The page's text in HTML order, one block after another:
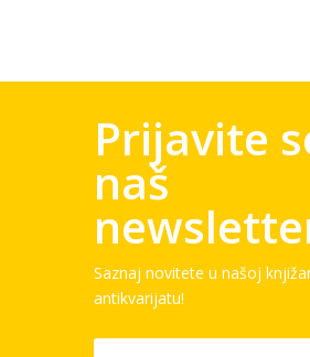
Prijavite
naš
Saznaj novitete u našoj
antikvarijatu!